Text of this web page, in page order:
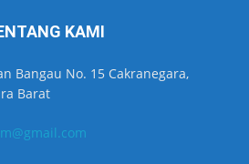
KAMI
Bangau No. 15 Cakranegara,
Barat